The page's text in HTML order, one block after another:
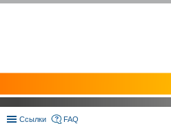
Ссылки FAQ